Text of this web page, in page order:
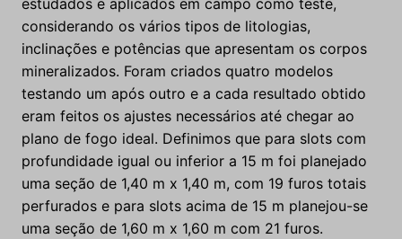
estudados e aplicados em campo como teste,
considerando os vários tipos de litologias,
inclinações e potências que apresentam os corpos
mineralizados. Foram criados quatro modelos
testando um após outro e a cada resultado obtido
eram feitos os ajustes necessários até chegar ao
plano de fogo ideal. Definimos que para slots com
profundidade igual ou inferior a 15 m foi planejado
uma seção de 1,40 m x 1,40 m, com 19 furos totais
perfurados e para slots acima de 15 m planejou-se
uma seção de 1,60 m x 1,60 m com 21 furos.